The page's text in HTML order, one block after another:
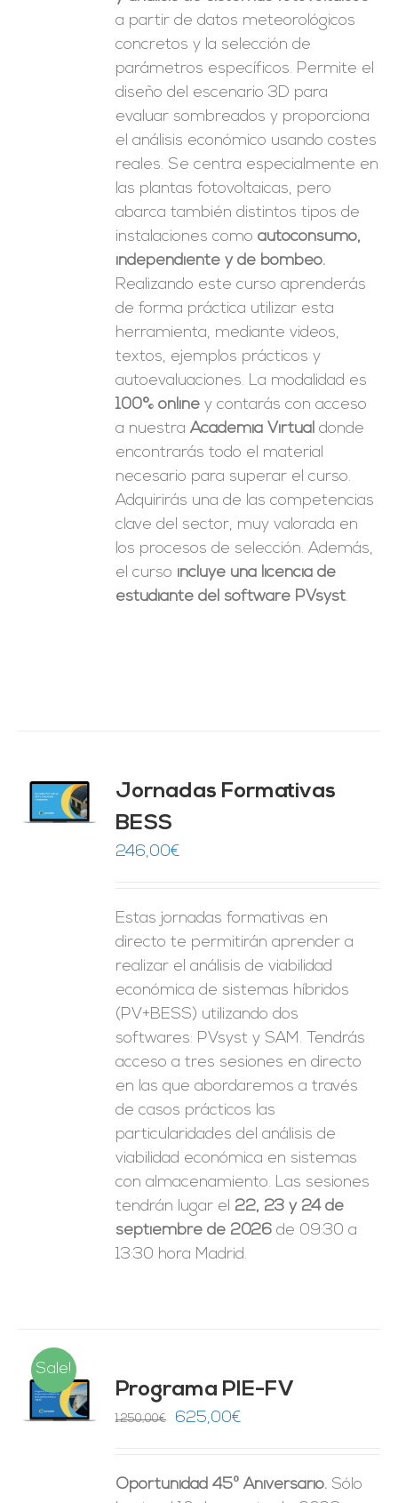
a partir de datos meteorológicos
concretos y la selección de
parámetros específicos. Permite el
diseño del escenario 3D para
evaluar sombreados y proporciona
el análisis económico usando costes
reales. Se centra especialmente en
las plantas fotovoltaicas, pero
abarca también distintos tipos de
instalaciones comoautoconsumo,
independiente y de bombeo.
Realizando este curso aprenderás
de forma práctica utilizar esta
herramienta, mediante videos,
textos, ejemplos prácticos y
autoevaluaciones. La modalidad es
100% online y contarás con acceso
a nuestraAcademia Virtual donde
encontrarás todo el material
necesario para superar el curso.
Adquirirás una de las competencias
clave del sector, muy valorada en
los procesos de selección. Además,
el curso incluye una licencia de
estudiante del software PVsyst.
Jornadas Formativas
BESS
246,00€
Estas jornadas formativas en
directo te permitirán aprender a
realizar el análisis de viabilidad
económica de sistemas híbridos
(PV+BESS) utilizando dos
softwares: PVsyst y SAM. Tendrás
acceso a tres sesiones en directo
en las que abordaremos a través
de casos prácticos las
particularidades del análisis de
viabilidad económica en sistemas
con almacenamiento. Las sesiones
tendrán lugar el 22, 23 y 24 de
septiembre de 2026 de 09:30 a
13:30 hora Madrid.
Sale!
Programa PIE-FV
1.250,00€
El
era:
625,00€
es:
Oportunidad 45º Aniversario. Sólo